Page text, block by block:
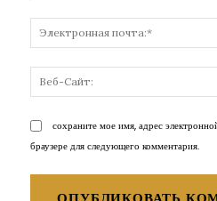
сохраните мое имя, адрес
браузере для следующего комментария.